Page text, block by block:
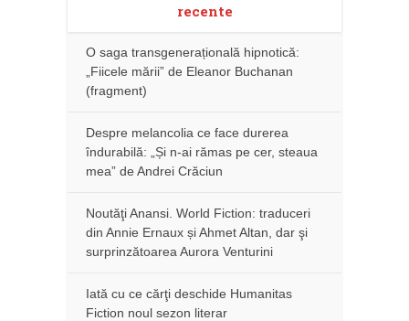
recente
O saga transgenerațională hipnotică:
„Fiicele mării” de Eleanor Buchanan
(fragment)
Despre melancolia ce face durerea
îndurabilă: „Și n-ai rămas pe cer, steaua
mea” de Andrei Crăciun
Noutăţi Anansi. World Fiction: traduceri
din Annie Ernaux și Ahmet Altan, dar şi
surprinzătoarea Aurora Venturini
Iată cu ce cărţi deschide Humanitas
Fiction noul sezon literar